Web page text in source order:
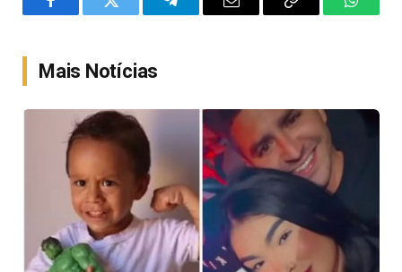
FacebookTwitter TelegramEmail
Copy
Mais Notícias